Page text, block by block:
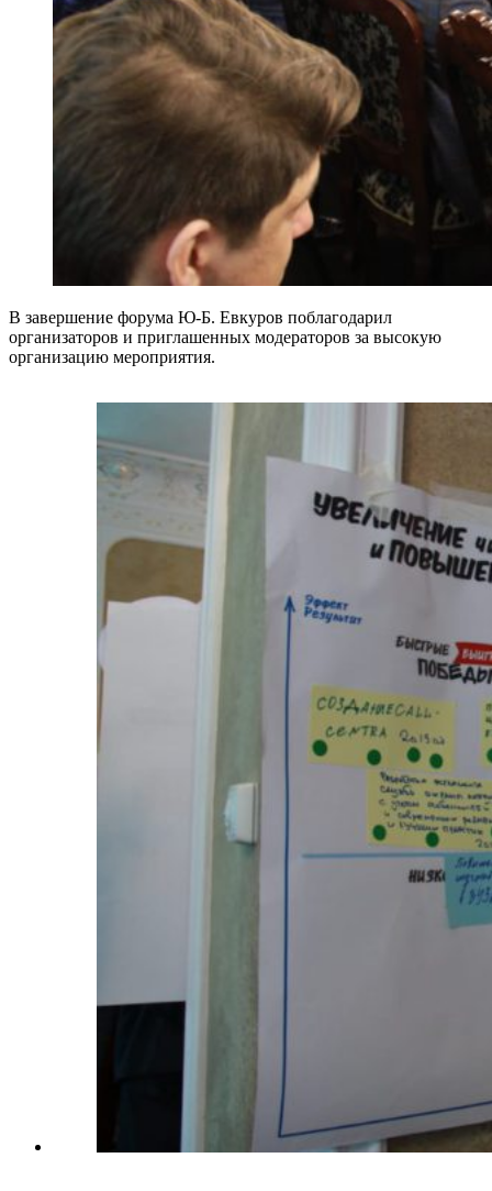
В завершение форума Ю-Б. Евкуров поблагодарил
организаторов и приглашенных модераторов за высокую
организацию мероприятия.